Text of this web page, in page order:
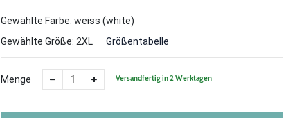
Gewählte Farbe: weiss (white)
Gewählte Größe: 2XL Größentabelle
Menge Versandfertig in 2 Werktagen